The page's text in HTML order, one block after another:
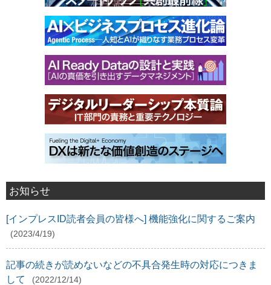
お知らせ
[インプレスID読者会員の皆様へ] 機能強化に関するご案内
(2023/4/19)
記事の続きが読めないなどの不具合発生時の対応につきま
して
(2022/12/14)